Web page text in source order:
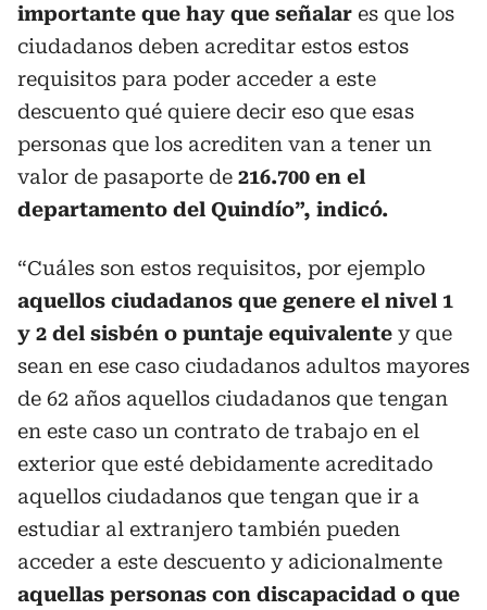
importante que hay que señalar es que los
ciudadanos deben acreditar estos estos
requisitos para poder acceder a este
descuento qué quiere decir eso que esas
personas que los acrediten van a tener un
valor de pasaporte de 216.700 en el
departamento del Quindío”, indicó.
“Cuáles son estos requisitos, por ejemplo
aquellos ciudadanos que genere el nivel 1
y 2 del sisbén o puntaje equivalente y que
sean en ese caso ciudadanos adultos mayores
de 62 años aquellos ciudadanos que tengan
en este caso un contrato de trabajo en el
exterior que esté debidamente acreditado
aquellos ciudadanos que tengan que ir a
estudiar al extranjero también pueden
acceder a este descuento y adicionalmente
aquellas personas con discapacidad o que